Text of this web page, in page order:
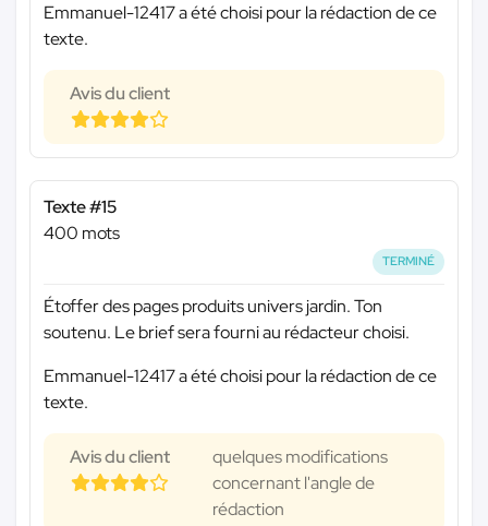
Emmanuel-12417 a été choisi pour la rédaction de ce
texte.
Avis du client
Texte #15
400 mots
TERMINÉ
Étoffer des pages produits univers jardin. Ton
soutenu. Le brief sera fourni au rédacteur choisi.
Emmanuel-12417 a été choisi pour la rédaction de ce
texte.
Avis du client
quelques modifications
concernant l'angle de
rédaction